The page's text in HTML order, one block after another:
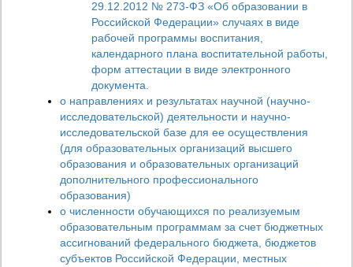
29.12.2012 № 273-ФЗ «Об образовании в
Российской Федерации» случаях в виде
рабочей программы воспитания,
календарного плана воспитательной работы,
форм аттестации в виде электронного
документа.
о направлениях и результатах научной (научно-
исследовательской) деятельности и научно-
исследовательской базе для ее осуществления
(для образовательных организаций высшего
образования и образовательных организаций
дополнительного профессионального
образования)
о численности обучающихся по реализуемым
образовательным программам за счет бюджетных
ассигнований федерального бюджета, бюджетов
субъектов Российской Федерации, местных